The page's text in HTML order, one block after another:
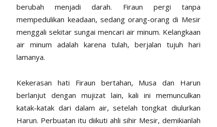
berubah menjadi darah. Firaun pergi tanpa
mempedulikan keadaan, sedang orang-orang di Mesir
menggali sekitar sungai mencari air minum. Kelangkaan
air minum adalah karena tulah, berjalan tujuh hari
lamanya.
Kekerasan hati Firaun bertahan, Musa dan Harun
berlanjut dengan mujizat lain, kali ini memunculkan
katak-katak dari dalam air, setelah tongkat diulurkan
Harun. Perbuatan itu diikuti ahli sihir Mesir, demikianlah